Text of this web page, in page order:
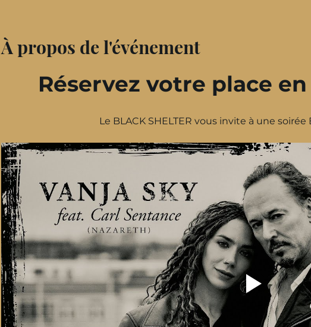
À propos de l'événement
Réservez votre place en
Le BLACK SHELTER vous invite à une